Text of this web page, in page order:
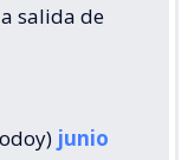
salida de
junio